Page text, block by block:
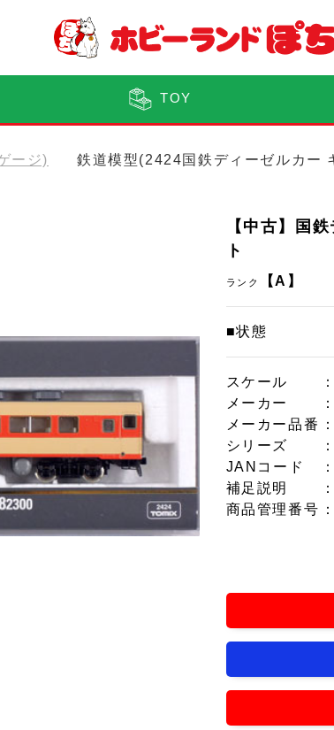
TOY
ージ) 鉄道模型(2424国鉄ディーゼルカー
【中古】国
ト
ランク 【A】
■状態
スケール
メーカー
メーカー品番
シリーズ
：
JANコード
補足説明
：
商品管理番号